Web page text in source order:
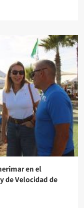
en el
de Velocidad de